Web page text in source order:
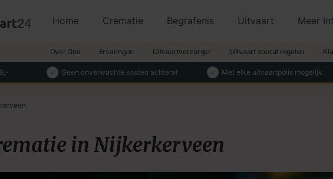
Home Crematie Begrafenis Uitvaart Meer
Over Ons Ervaringen Uitvaartverzorger Uitvaart vooraf regelen
Geen onverwachte kosten achteraf Met elke uitvaartpolis mogelijk
in Nijkerkerveen